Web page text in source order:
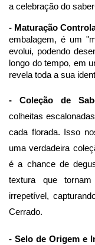
a celebração do
- Maturação
embalagem, é um
evolui, podendo
longo do tempo, em
revela toda a sua
- Coleção de
colheitas
cada florada. Isso
uma verdadeira
é a chance de
textura que
irrepetível,
Cerrado.
- Selo de Origem e